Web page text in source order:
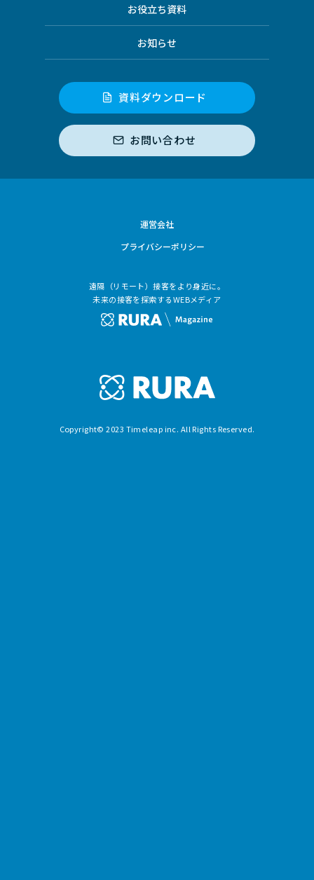
お役立ち資料
お知らせ
資料ダウンロード
お問い合わせ
運営会社
プライバシーポリシー
遠隔（リモート）接客をより身近に。
未来の接客を探索するWEBメディア
Copyright© 2023 Timeleap inc. All Rights Reserved.